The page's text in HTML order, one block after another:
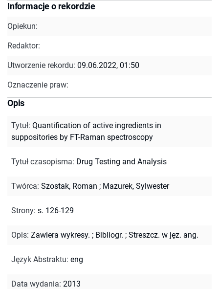
Informacje o rekordzie
Opiekun:
Redaktor:
Utworzenie rekordu: 09.06.2022, 01:50
Oznaczenie praw:
Opis
Tytuł: Quantification of active ingredients in
suppositories by FT-Raman spectroscopy
Tytuł czasopisma: Drug Testing and Analysis
Twórca: Szostak, Roman ; Mazurek, Sylwester
Strony: s. 126-129
Opis: Zawiera wykresy. ; Bibliogr. ; Streszcz. w jęz. ang.
Język Abstraktu: eng
Data wydania: 2013